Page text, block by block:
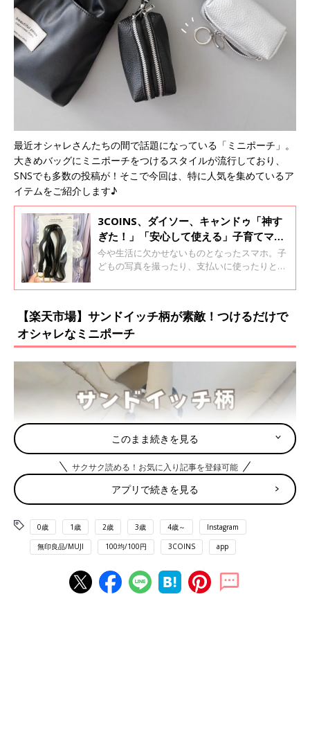
最近オシャレさんたちの間で話題になっている「ミニポーチ」。
大きめバッグにミニポーチをつけるスタイルが流行しており、
SNSでも多数の投稿が！そこで今回は、特に人気を集めているア
イテムをご紹介します♪
3COINS、ダイソー、キャンドゥ「神す
ぎた！」「安心して使える」子育てママ
に便利すぎる！コスパ最高のスマホグッ
ズ5選
今や生活に欠かせないものとなったスマホ。子
どもの写真を撮ったり、支払いに使ったりと子
こで今回は、子育てママに便利なスマホグッズ
だから、ぜひ試してみてくださいね♪
【楽天市場】サンドイッチ柄が素敵！つけるだけで
オシャレなミニポーチ
このまま続きを見る
サクサク読める！お気に入り記事を登録可能
アプリで続きを見る
0歳 1歳 2歳 3歳 4歳～ Instagram
無印良品/MUJI 100均/100円 3COINS app